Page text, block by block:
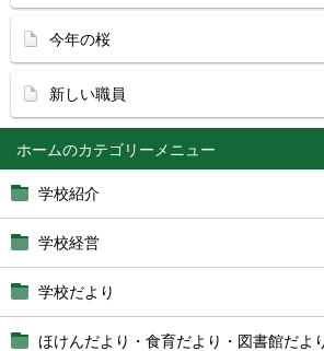
ホーム
学校紹介
学校経営
学校だより
ほけんだより・食育だより・図書館だよ
今年の桜
新しい職員